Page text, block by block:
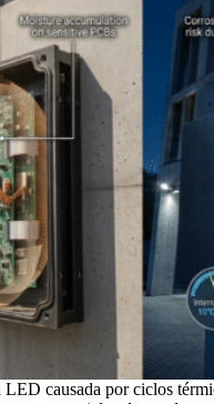
causada por ciclos